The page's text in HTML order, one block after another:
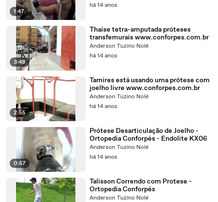
1:47
há 14 anos
3:48
Thaise tetra-amputada próteses
transfemurais www.conforpes.com.br
Anderson Tuzino Nolé
há 14 anos
2:55
Tamires está usando uma prótese com
joelho livre www.conforpes.com.br
Anderson Tuzino Nolé
há 14 anos
0:57
Prótese Desarticulação de Joelho -
Ortopedia Conforpés - Endolite KX06
Anderson Tuzino Nolé
há 14 anos
Talisson Correndo com Protese -
Ortopedia Conforpés
Anderson Tuzino Nolé